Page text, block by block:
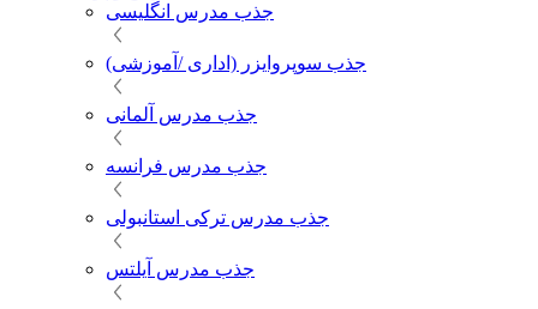
جذب مدرس انگلیسی
جذب سوپروایزر (اداری /آموزشی)
جذب مدرس آلمانی
جذب مدرس فرانسه
جذب مدرس ترکی استانبولی
جذب مدرس آیلتس